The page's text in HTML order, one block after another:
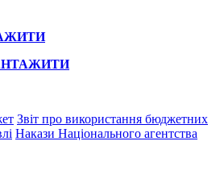
Звіт про використання бюджетних
Накази Національного агентства